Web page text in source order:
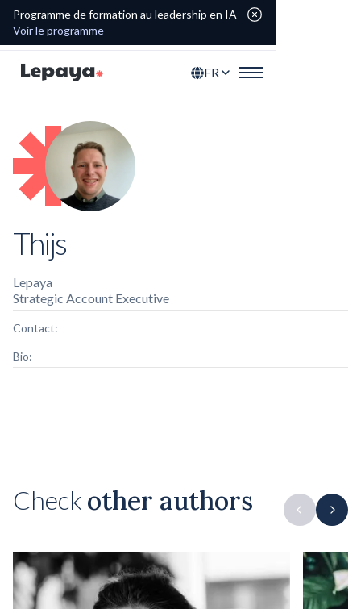
Programme de formation au leadership en IA
Voir le programme
FR
Thijs
Lepaya
Strategic Account Executive
Contact:
Bio:
Check other authors